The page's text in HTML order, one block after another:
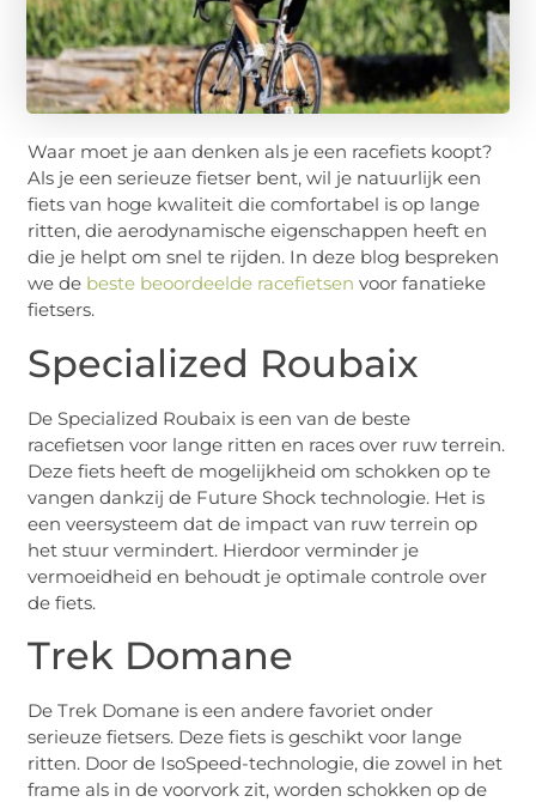
Waar moet je aan denken als je een racefiets koopt?
Als je een serieuze fietser bent, wil je natuurlijk een
fiets van hoge kwaliteit die comfortabel is op lange
ritten, die aerodynamische eigenschappen heeft en
die je helpt om snel te rijden. In deze blog bespreken
we de beste beoordeelde racefietsen voor fanatieke
fietsers.
Specialized Roubaix
De Specialized Roubaix is een van de beste
racefietsen voor lange ritten en races over ruw terrein.
Deze fiets heeft de mogelijkheid om schokken op te
vangen dankzij de Future Shock technologie. Het is
een veersysteem dat de impact van ruw terrein op
het stuur vermindert. Hierdoor verminder je
vermoeidheid en behoudt je optimale controle over
de fiets.
Trek Domane
De Trek Domane is een andere favoriet onder
serieuze fietsers. Deze fiets is geschikt voor lange
ritten. Door de IsoSpeed-technologie, die zowel in het
frame als in de voorvork zit, worden schokken op de